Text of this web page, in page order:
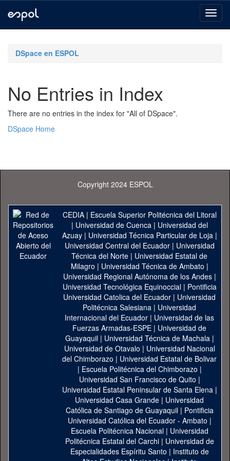
navigationDSpace en ESPOL
No Entries in Index
There are no entries in the index for "All of DSpace".
DSpace Home
Copyright 2024 ESPOL
CEDIA| Escuela Superior Politécnica del Litoral
| Universidad de Cuenca| Universidad del
Azuay| Universidad Técnica Particular de Loja|
Universidad Central del Ecuador| Universidad
Técnica del Norte | Universidad Estatal de
Milagro | Universidad Técnica de Ambato |
Universidad Regional Autónoma de los Andes|
Universidad Tecnológica Equinoccial| Pontificia
Universidad Catolica del Ecuador | Universidad
Politécnica Salesiana | Universidad
Internacional del Ecuador | Universidad de las
Fuerzas Armadas-ESPE | Universidad de
Guayaquil| Universidad Técnica de Machala|
Universidad de Otavalo | Universidad Nacional
del Chimborazo | Universidad Estatal de Bolivar
| Escuela Politécnica del Chimborazo |
Universidad San Francisco de Quito |
Universidad Estatal Peninsular de Santa Elena|
Universidad Casa Grande | Universidad
Católica de Santiago de Guayaquil| Pontificia
Universidad Católica del Ecuador - Ambato |
Escuela Politécnica Nacional| Universidad
Politécnica Estatal del Carchi| Universidad de
Especialidades Espíritu Santo | Instituto de